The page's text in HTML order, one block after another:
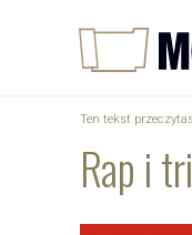
Ten tekst
Rap i